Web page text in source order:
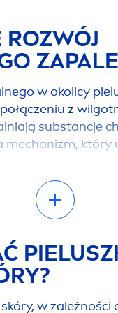
w okolicy
z
substancje
który
pieluchy
substancji
się porusza,
stanu zapalnego
w zależności